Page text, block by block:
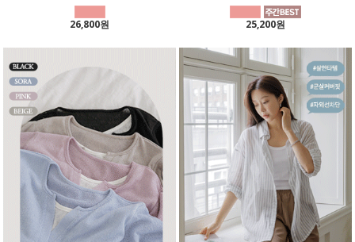
26,800원 25,200원